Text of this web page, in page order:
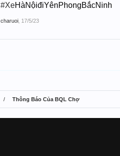
#XeHàNộiđiYênPhongBắcNinh
charuoi 17/5/23
Thông Báo Của BQL Chợ